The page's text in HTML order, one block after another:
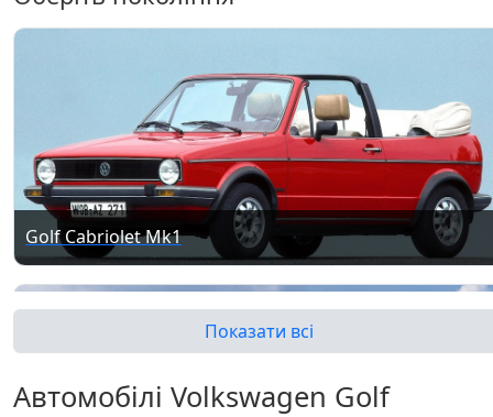
Golf Cabriolet Mk1
Показати всі
Автомобілі Volkswagen Golf